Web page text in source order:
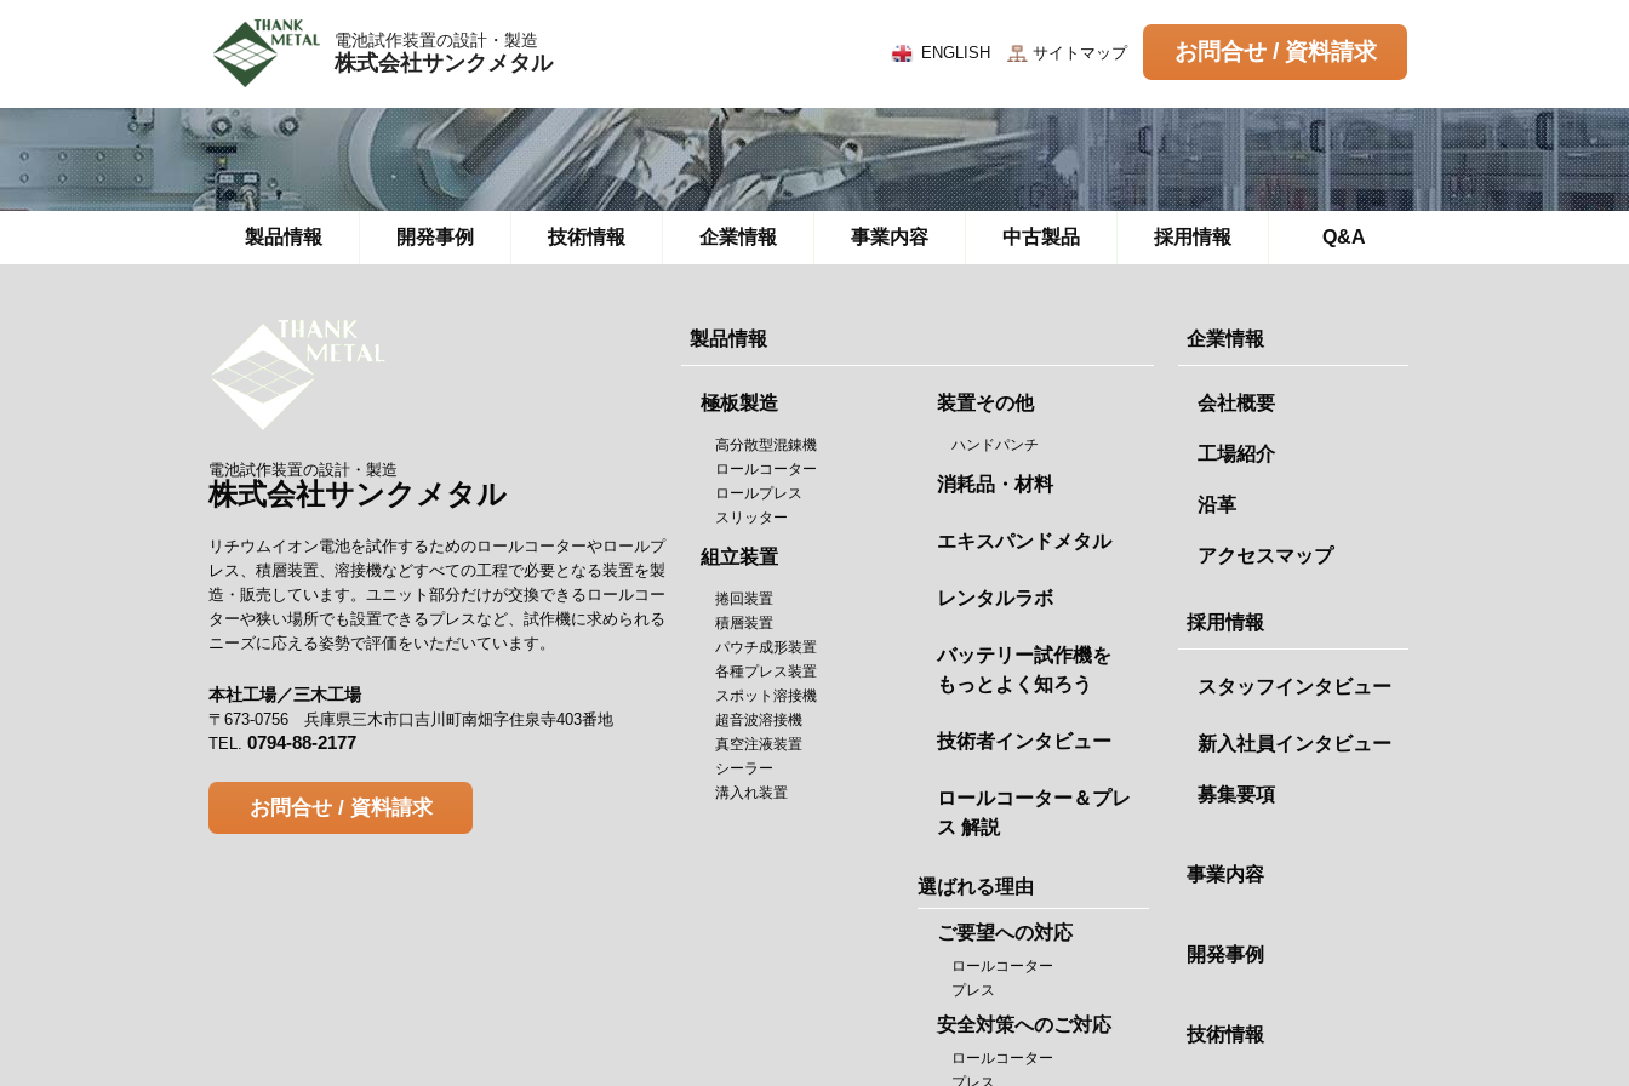
電池試作装置の設計・製造
株式会社サンクメタル ENGLISH サイトマップ お問合せ / 資料請求
製品情報 開発事例 技術情報 企業情報 事業内容 中古製品 採用情報 Q&A
電池試作装置の設計・製造
株式会社サンクメタル
リチウムイオン電池を試作するためのロールコーターやロールプ
レス、積層装置、溶接機などすべての工程で必要となる装置を製
造・販売しています。ユニット部分だけが交換できるロールコー
ターや狭い場所でも設置できるプレスなど、試作機に求められる
ニーズに応える姿勢で評価をいただいています。
本社工場／三木工場
〒673-0756 兵庫県三木市口吉川町南畑字住泉寺403番地
TEL. 0794-88-2177
お問合せ / 資料請求
製品情報
極板製造
高分散型混錬機
ロールコーター
ロールプレス
スリッター
組立装置
捲回装置
積層装置
パウチ成形装置
各種プレス装置
スポット溶接機
超音波溶接機
真空注液装置
シーラー
溝入れ装置
装置その他
ハンドパンチ
消耗品・材料
エキスパンドメタル
レンタルラボ
バッテリー試作機を
もっとよく知ろう
技術者インタビュー
ロールコーター＆プレ
ス 解説
選ばれる理由
ご要望への対応
ロールコーター
プレス
安全対策へのご対応
ロールコーター
プレス
企業情報
会社概要
工場紹介
沿革
アクセスマップ
採用情報
スタッフインタビュー
新入社員インタビュー
募集要項
事業内容
開発事例
技術情報